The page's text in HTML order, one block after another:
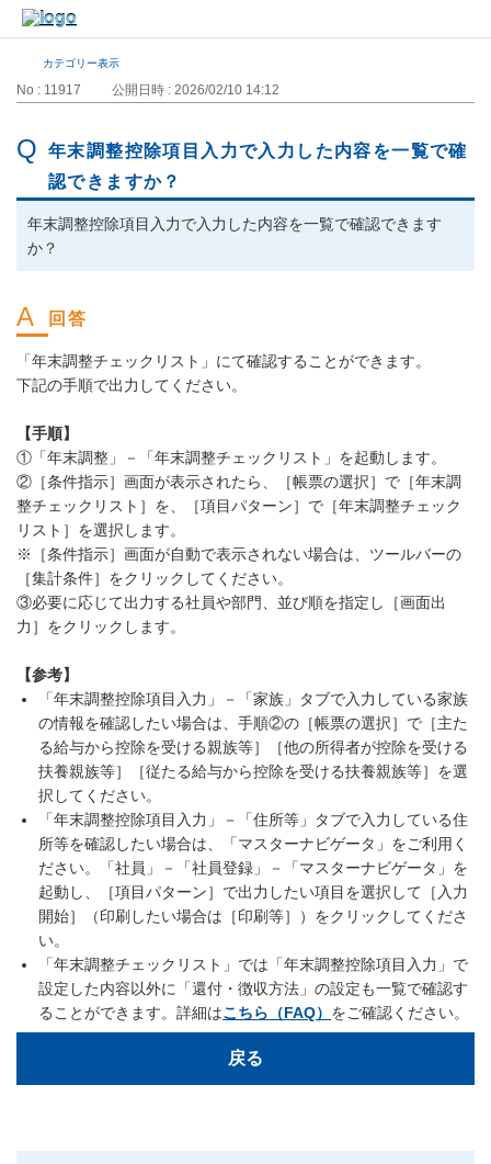
カテゴリー表示
No : 11917 公開日時 : 2026/02/10 14:12
年末調整控除項目入力で入力した内容を一覧で確
認できますか？
年末調整控除項目入力で入力した内容を一覧で確認できます
か？
「年末調整チェックリスト」にて確認することができます。
下記の手順で出力してください。
【手順】
①「年末調整」－「年末調整チェックリスト」を起動します。
②［条件指示］画面が表示されたら、［帳票の選択］で［年末調
整チェックリスト］を、［項目パターン］で［年末調整チェック
リスト］を選択します。
※［条件指示］画面が自動で表示されない場合は、ツールバーの
［集計条件］をクリックしてください。
③必要に応じて出力する社員や部門、並び順を指定し［画面出
力］をクリックします。
【参考】
「年末調整控除項目入力」－「家族」タブで入力している家族
の情報を確認したい場合は、手順②の［帳票の選択］で［主た
る給与から控除を受ける親族等］［他の所得者が控除を受ける
扶養親族等］［従たる給与から控除を受ける扶養親族等］を選
択してください。
「年末調整控除項目入力」－「住所等」タブで入力している住
所等を確認したい場合は、「マスターナビゲータ」をご利用く
ださい。「社員」－「社員登録」－「マスターナビゲータ」を
起動し、［項目パターン］で出力したい項目を選択して［入力
開始］（印刷したい場合は［印刷等］）をクリックしてくださ
い。
「年末調整チェックリスト」では「年末調整控除項目入力」で
設定した内容以外に「還付・徴収方法」の設定も一覧で確認す
ることができます。詳細はこちら（FAQ） をご確認ください。
戻る